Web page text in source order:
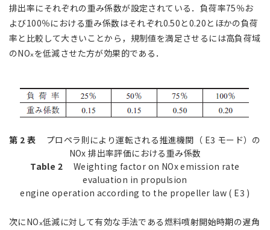
排出率にそれぞれの重み係数が設定されている．負荷率75％お
よび100％における重み係数はそれぞれ0.50と0.20とほかの負荷
率と比較して大きいことから，規制値を満足させるには高負荷域
のNOⅹを低減させた方が効果的である．
第 2 表 プロペラ則により運転される推進機関（ E3 モード）の
NOx 排出率評価における重み係数
Table 2 Weighting factor on NOx emission rate
evaluation in propulsion
engine operation according to the propeller law ( E3 )
次にNOⅹ低減に対して有効な手法である燃料噴射開始時期の遅角